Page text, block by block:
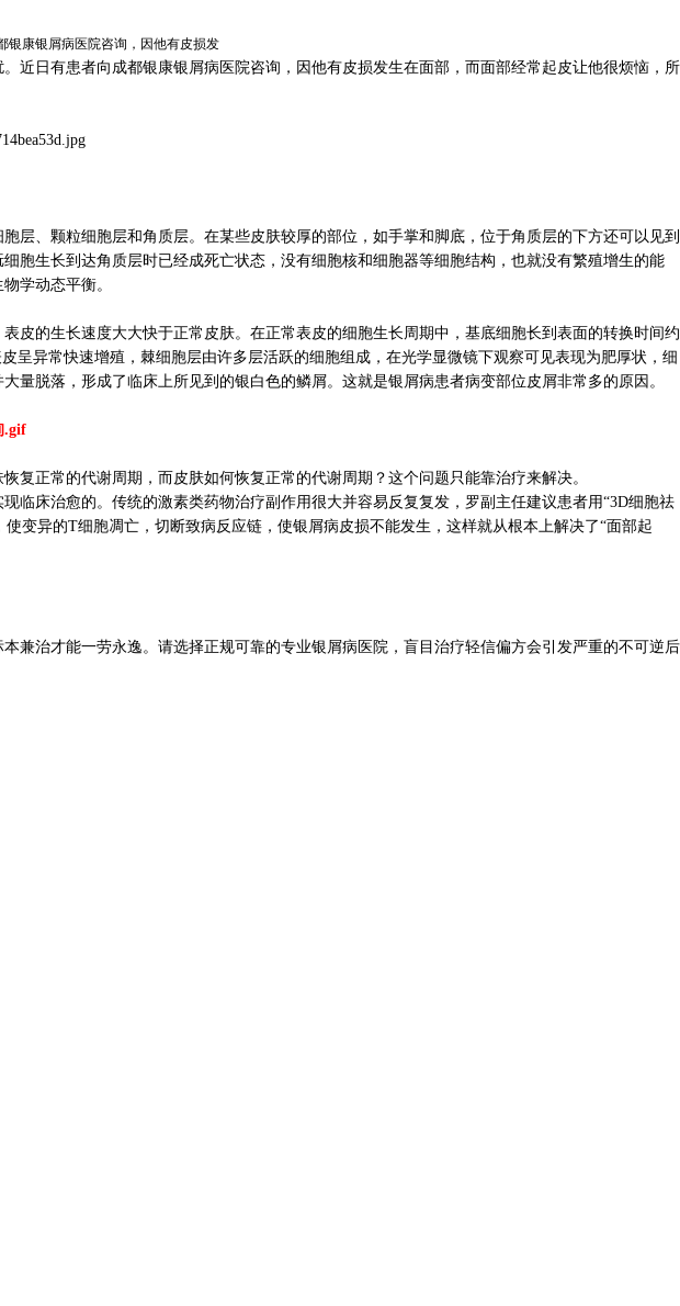
康银屑病医院咨询，因他有皮损发
日有患者向成都银康银屑病医院咨询，因他有皮损发生在面部，而面部经常起皮让他很烦恼，所
、颗粒细胞层和角质层。在某些皮肤较厚的部位，如手掌和脚底，位于角质层的下方还可以见到
胞生长到达角质层时已经成死亡状态，没有细胞核和细胞器等细胞结构，也就没有繁殖增生的能
学动态平衡。
的生长速度大大快于正常皮肤。在正常表皮的细胞生长周期中，基底细胞长到表面的转换时间约
呈异常快速增殖，棘细胞层由许多层活跃的细胞组成，在光学显微镜下观察可见表现为肥厚状，细
脱落，形成了临床上所见到的银白色的鳞屑。这就是银屑病患者病变部位皮屑非常多的原因。
复正常的代谢周期，而皮肤如何恢复正常的代谢周期？这个问题只能靠治疗来解决。
床治愈的。传统的激素类药物治疗副作用很大并容易反复复发，罗副主任建议患者用“3D细胞祛
异的T细胞凋亡，切断致病反应链，使银屑病皮损不能发生，这样就从根本上解决了“面部起
治才能一劳永逸。请选择正规可靠的专业银屑病医院，盲目治疗轻信偏方会引发严重的不可逆后